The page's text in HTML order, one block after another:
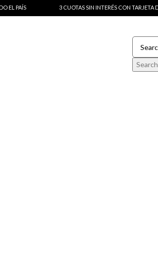
3 CUOTAS SIN INTERÉS CON TARJETA DE DEBITO
Search